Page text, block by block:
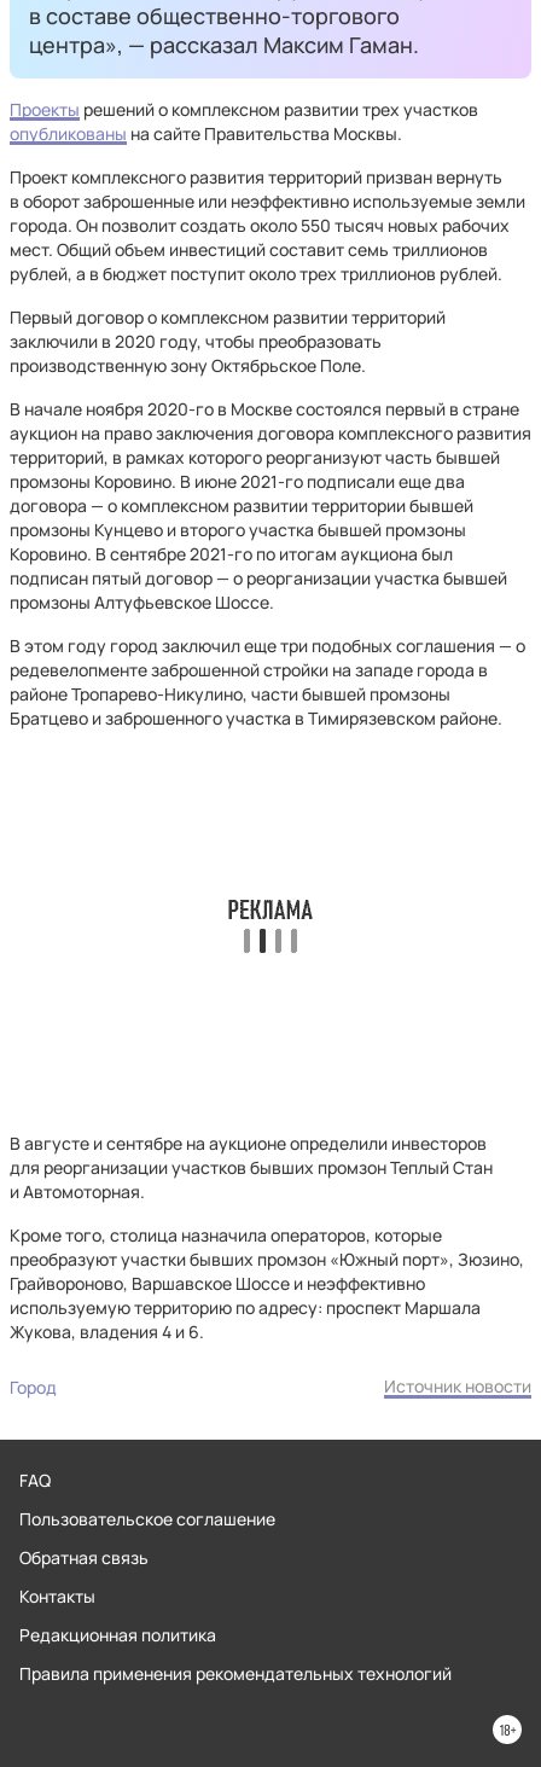
в составе общественно-торгового
центра», — рассказал Максим Гаман.
Проекты решений о комплексном развитии трех участков
опубликованы на сайте Правительства Москвы.
Проект комплексного развития территорий призван вернуть
в оборот заброшенные или неэффективно используемые земли
города. Он позволит создать около 550 тысяч новых рабочих
мест. Общий объем инвестиций составит семь триллионов
рублей, а в бюджет поступит около трех триллионов рублей.
Первый договор о комплексном развитии территорий
заключили в 2020 году, чтобы преобразовать
производственную зону Октябрьское Поле.
В начале ноября 2020-го в Москве состоялся первый в стране
аукцион на право заключения договора комплексного развития
территорий, в рамках которого реорганизуют часть бывшей
промзоны Коровино. В июне 2021-го подписали еще два
договора — о комплексном развитии территории бывшей
промзоны Кунцево и второго участка бывшей промзоны
Коровино. В сентябре 2021-го по итогам аукциона был
подписан пятый договор — о реорганизации участка бывшей
промзоны Алтуфьевское Шоссе.
В этом году город заключил еще три подобных соглашения — о
редевелопменте заброшенной стройки на западе города в
районе Тропарево-Никулино, части бывшей промзоны
Братцево и заброшенного участка в Тимирязевском районе.
В августе и сентябре на аукционе определили инвесторов
для реорганизации участков бывших промзон Теплый Стан
и Автомоторная.
Кроме того, столица назначила операторов, которые
преобразуют участки бывших промзон «Южный порт», Зюзино,
Грайвороново, Варшавское Шоссе и неэффективно
используемую территорию по адресу: проспект Маршала
Жукова, владения 4 и 6.
Город Источник новости
FAQ
Пользовательское соглашение
Обратная связь
Контакты
Редакционная политика
Правила применения рекомендательных технологий